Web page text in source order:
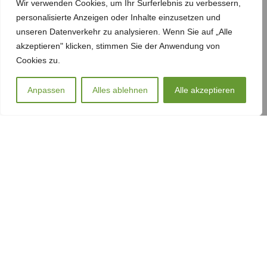
Wir verwenden Cookies, um Ihr Surferlebnis zu verbessern,
personalisierte Anzeigen oder Inhalte einzusetzen und
unseren Datenverkehr zu analysieren. Wenn Sie auf „Alle
akzeptieren" klicken, stimmen Sie der Anwendung von
Cookies zu.
Anpassen Alles ablehnen Alle akzeptieren
Versand
Zahlung
News
Tipps zu Lebensmitteln und Ernährung
GESETZLICHE INFORMATIONEN